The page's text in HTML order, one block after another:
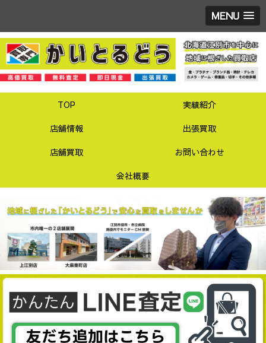
MENU
TOP
実績紹介
店舗情報
出張買取
店舗買取
お問い合わせ
会社概要